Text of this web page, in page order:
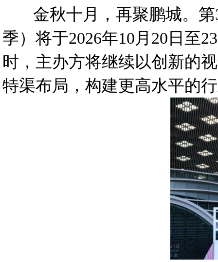
金秋十月，再聚鹏城。第
季）将于2026年10月20日至
时，主办方将继续以创新的
特渠布局，构建更高水平的